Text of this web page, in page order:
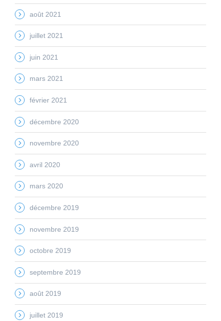
août 2021
juillet 2021
juin 2021
mars 2021
février 2021
décembre 2020
novembre 2020
avril 2020
mars 2020
décembre 2019
novembre 2019
octobre 2019
septembre 2019
août 2019
juillet 2019